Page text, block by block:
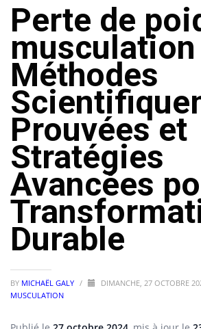
Perte de
musculation
Méthodes
Prouvées et
Stratégies
Avancées
Durable
BY MICHAËL GALY / DIMANCHE, 27 OCTOBRE
MUSCULATION